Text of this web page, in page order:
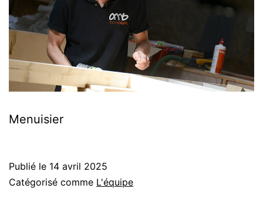
Menuisier
Publié le 14 avril 2025
Catégorisé comme L'équipe